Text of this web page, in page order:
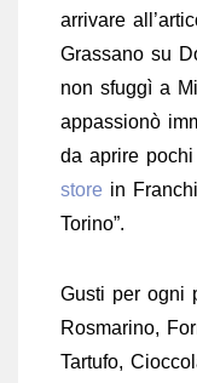
arrivare
Grassano su
non sfuggì a
appassionò
da aprire
store in
Torino”.
Gusti per ogni
Rosmarino,
Tartufo,